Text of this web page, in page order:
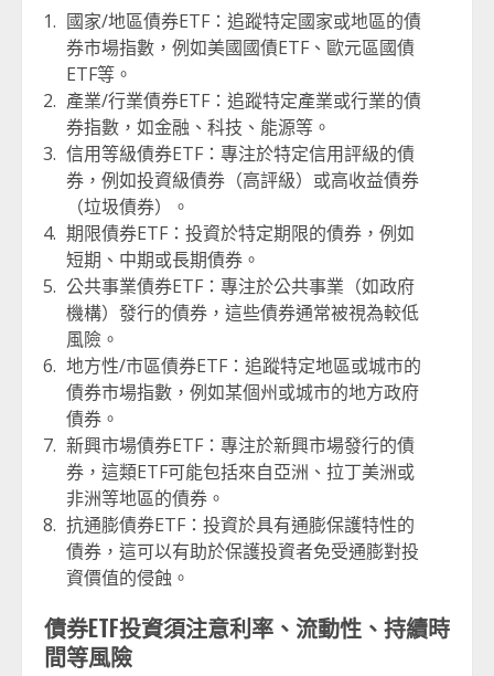
國家/地區債券ETF：追蹤特定國家或地區的債
券市場指數，例如美國國債ETF、歐元區國債
ETF等。
產業/行業債券ETF：追蹤特定產業或行業的債
券指數，如金融、科技、能源等。
信用等級債券ETF：專注於特定信用評級的債
券，例如投資級債券（高評級）或高收益債券
（垃圾債券）。
期限債券ETF：投資於特定期限的債券，例如
短期、中期或長期債券。
公共事業債券ETF：專注於公共事業（如政府
機構）發行的債券，這些債券通常被視為較低
風險。
地方性/市區債券ETF：追蹤特定地區或城市的
債券市場指數，例如某個州或城市的地方政府
債券。
新興市場債券ETF：專注於新興市場發行的債
券，這類ETF可能包括來自亞洲、拉丁美洲或
非洲等地區的債券。
抗通膨債券ETF：投資於具有通膨保護特性的
債券，這可以有助於保護投資者免受通膨對投
資價值的侵蝕。
債券ETF投資須注意利率、流動性、持續時
間等風險